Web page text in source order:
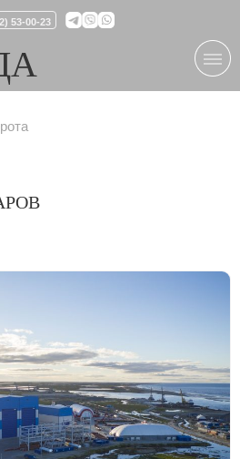
53-00-23